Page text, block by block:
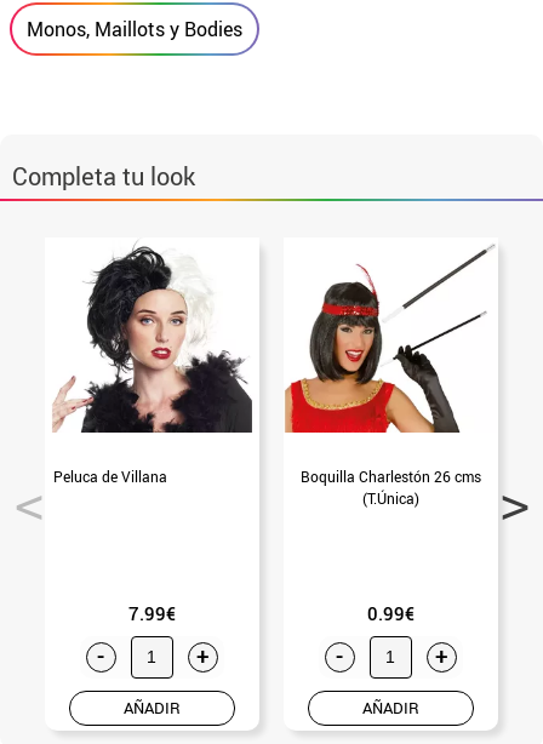
Monos, Maillots y Bodies
Completa tu look
Peluca de Villana
7.99€
- +
AÑADIR
Boquilla Charlestón 26 cms
(T.Única)
0.99€
- +
AÑADIR